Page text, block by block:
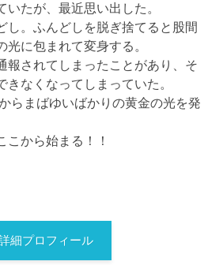
いたが、最近思い出した。
し。ふんどしを脱ぎ捨てると股間
に包まれて変身する。
報されてしまったことがあり、そ
きなくなってしまっていた。
らまばゆいばかりの黄金の光を発
こから始まる！！
細プロフィール